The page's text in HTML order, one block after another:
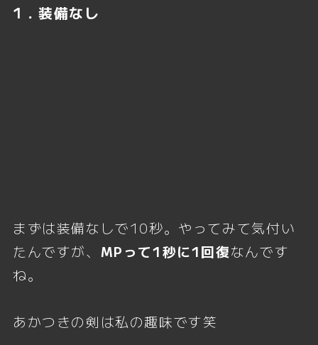
1．装備なし
まずは装備なしで10秒。やってみて気付い
たんですが、 MPって1秒に1回復なんです
ね。
あかつきの剣は私の趣味です笑